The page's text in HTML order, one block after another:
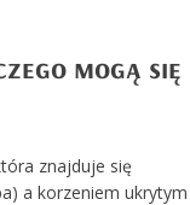
mogą się
znajduje się
a korzeniem ukrytym